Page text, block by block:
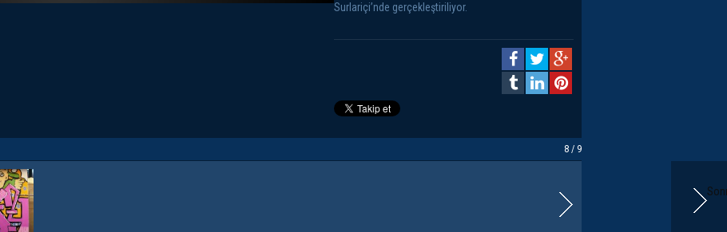
Surlariçi’nde gerçekleştiriliyor.
8 / 9